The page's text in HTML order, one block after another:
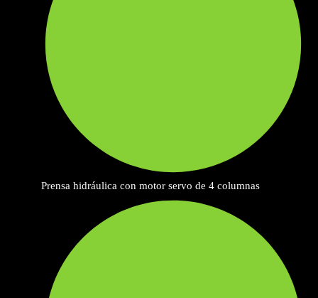
Prensa hidráulica con motor servo de 4 columnas